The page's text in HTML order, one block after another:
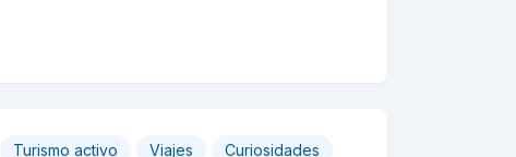
Turismo activo Viajes Curiosidades